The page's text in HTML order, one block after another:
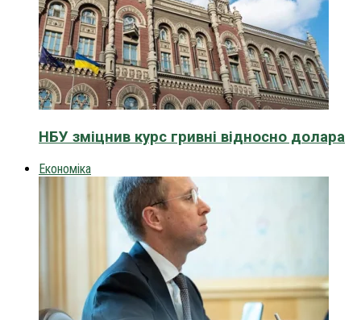
НБУ зміцнив курс гривні відносно долара
Економіка